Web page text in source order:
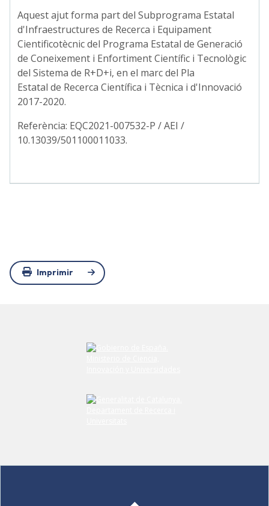
Aquest ajut forma part del Subprograma Estatal
d'Infraestructures de Recerca i Equipament
Cientificotècnic del Programa Estatal de Generació
de Coneixement i Enfortiment Científic i Tecnològic
del Sistema de R+D+i, en el marc del Pla
Estatal de Recerca Científica i Tècnica i d'Innovació
2017-2020.
Referència: EQC2021-007532-P / AEI /
10.13039/501100011033.
Imprimir